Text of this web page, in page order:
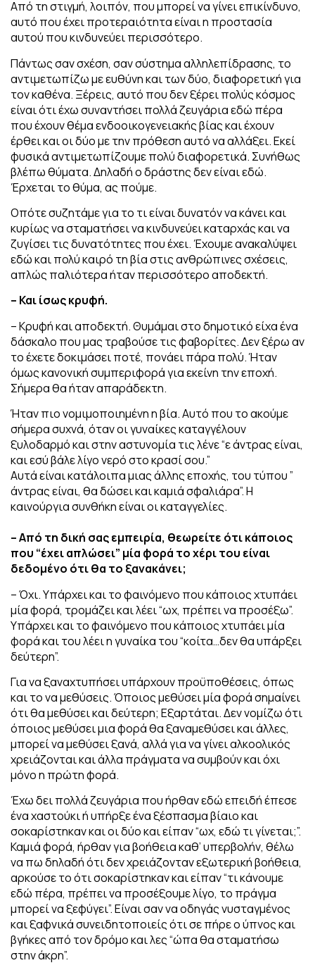
Από τη στιγμή, λοιπόν, που μπορεί να γίνει επικίνδυνο,
αυτό που έχει προτεραιότητα είναι η προστασία
αυτού που κινδυνεύει περισσότερο.
Πάντως σαν σχέση, σαν σύστημα αλληλεπίδρασης, το
αντιμετωπίζω με ευθύνη και των δύο, διαφορετική για
τον καθένα. Ξέρεις, αυτό που δεν ξέρει πολύς κόσμος
είναι ότι έχω συναντήσει πολλά ζευγάρια εδώ πέρα
που έχουν θέμα ενδοοικογενειακής βίας και έχουν
έρθει και οι δύο με την πρόθεση αυτό να αλλάξει. Εκεί
φυσικά αντιμετωπίζουμε πολύ διαφορετικά. Συνήθως
βλέπω θύματα. Δηλαδή ο δράστης δεν είναι εδώ.
Έρχεται το θύμα, ας πούμε.
Οπότε συζητάμε για το τι είναι δυνατόν να κάνει και
κυρίως να σταματήσει να κινδυνεύει καταρχάς και να
ζυγίσει τις δυνατότητες που έχει. Έχουμε ανακαλύψει
εδώ και πολύ καιρό τη βία στις ανθρώπινες σχέσεις,
απλώς παλιότερα ήταν περισσότερο αποδεκτή.
– Και ίσως κρυφή.
– Κρυφή και αποδεκτή. Θυμάμαι στο δημοτικό είχα ένα
δάσκαλο που μας τραβούσε τις φαβορίτες. Δεν ξέρω αν
το έχετε δοκιμάσει ποτέ, πονάει πάρα πολύ. Ήταν
όμως κανονική συμπεριφορά για εκείνη την εποχή.
Σήμερα θα ήταν απαράδεκτη.
Ήταν πιο νομιμοποιημένη η βία. Αυτό που το ακούμε
σήμερα συχνά, όταν οι γυναίκες καταγγέλουν
ξυλοδαρμό και στην αστυνομία τις λένε “ε άντρας είναι,
και εσύ βάλε λίγο νερό στο κρασί σου.”
Αυτά είναι κατάλοιπα μιας άλλης εποχής, του τύπου ”
άντρας είναι, θα δώσει και καμιά σφαλιάρα”. Η
καινούργια συνθήκη είναι οι καταγγελίες.
– Από τη δική σας εμπειρία, θεωρείτε ότι κάποιος
που “έχει απλώσει” μία φορά το χέρι του είναι
δεδομένο ότι θα το ξανακάνει;
– Όχι. Υπάρχει και το φαινόμενο που κάποιος χτυπάει
μία φορά, τρομάζει και λέει “ωχ, πρέπει να προσέξω”.
Υπάρχει και το φαινόμενο που κάποιος χτυπάει μία
φορά και του λέει η γυναίκα του “κοίτα…δεν θα υπάρξει
δεύτερη”.
Για να ξαναχτυπήσει υπάρχουν προϋποθέσεις, όπως
και το να μεθύσεις. Όποιος μεθύσει μία φορά σημαίνει
ότι θα μεθύσει και δεύτερη; Εξαρτάται. Δεν νομίζω ότι
όποιος μεθύσει μια φορά θα ξαναμεθύσει και άλλες,
μπορεί να μεθύσει ξανά, αλλά για να γίνει αλκοολικός
χρειάζονται και άλλα πράγματα να συμβούν και όχι
μόνο η πρώτη φορά.
Έχω δει πολλά ζευγάρια που ήρθαν εδώ επειδή έπεσε
ένα χαστούκι ή υπήρξε ένα ξέσπασμα βίαιο και
σοκαρίστηκαν και οι δύο και είπαν “ωχ, εδώ τι γίνεται;”.
Καμιά φορά, ήρθαν για βοήθεια καθ’ υπερβολήν, θέλω
να πω δηλαδή ότι δεν χρειάζονταν εξωτερική βοήθεια,
αρκούσε το ότι σοκαρίστηκαν και είπαν “τι κάνουμε
εδώ πέρα, πρέπει να προσέξουμε λίγο, το πράγμα
μπορεί να ξεφύγει”. Είναι σαν να οδηγάς νυσταγμένος
και ξαφνικά συνειδητοποιείς ότι σε πήρε ο ύπνος και
βγήκες από τον δρόμο και λες “ώπα θα σταματήσω
στην άκρη”.